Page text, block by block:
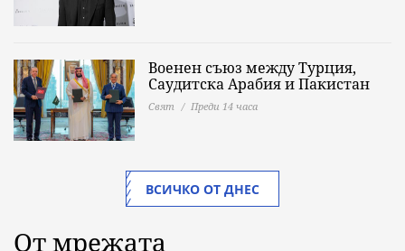
Военен съюз между Турция,
Саудитска Арабия и Пакистан
Свят Преди 14 часа
ВСИЧКО ОТ ДНЕС
От мрежата